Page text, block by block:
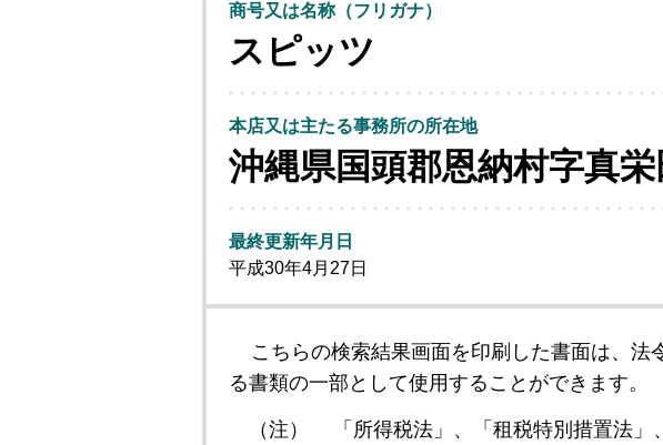
商号又は名称（フリガナ）
スピッツ
本店又は主たる事務所の所在地
沖縄県国頭郡恩納村字真
最終更新年月日
平成30年4月27日
こちらの検索結果画面を印刷した書面は、
る書類の一部として使用することができます。
（注）
「所得税法」、「租税特別措置法